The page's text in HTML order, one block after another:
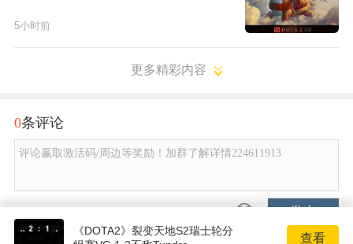
5小时前
更多精彩内容
0条评论
评论赢取激活码/周边等奖励！加群了解详情224611913
发布
《DOTA2》裂变天地S2瑞士轮分
查看